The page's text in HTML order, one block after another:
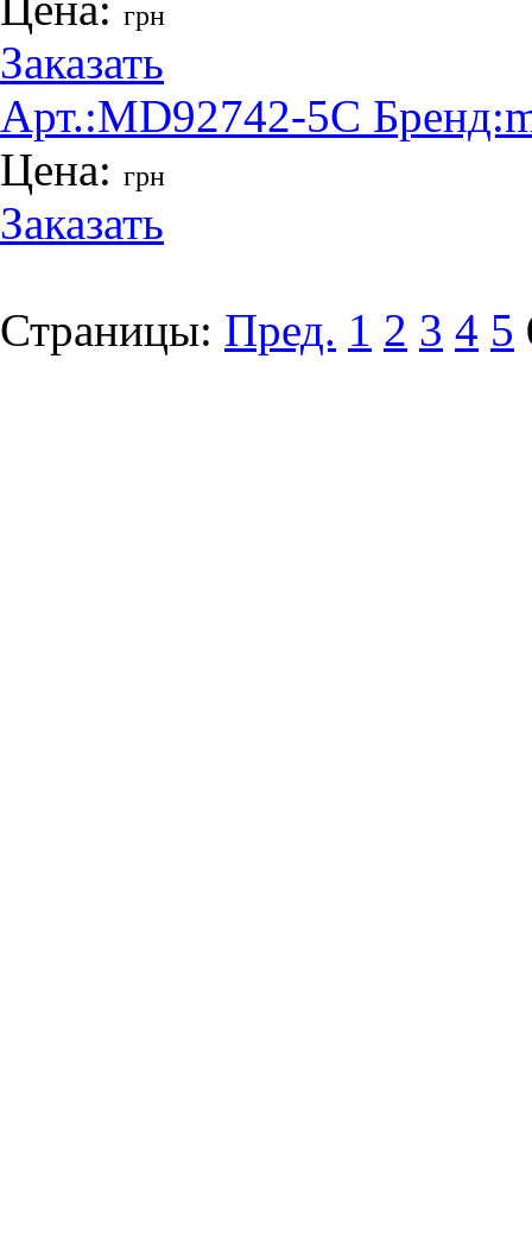
грн
Заказать
Арт.:MD92742-5C Бренд:
Цена: грн
Заказать
Страницы: Пред. 1 2 3 4 5